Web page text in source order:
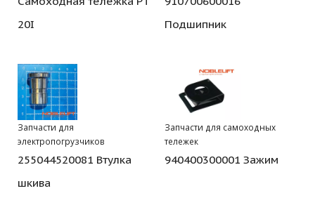
20I
Подшипник
Запчасти для
электропогрузчиков
255044520081 Втулка
шкива
Запчасти для самоходных
тележек
940400300001 Зажим